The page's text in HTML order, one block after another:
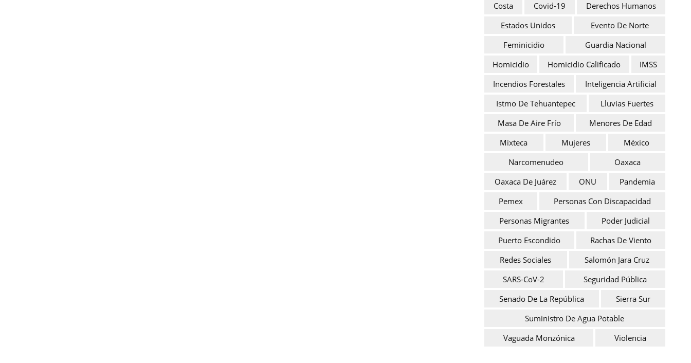
Costa
Covid-19
Derechos Humanos
Estados Unidos
Evento De Norte
Feminicidio
Guardia Nacional
Homicidio
Homicidio Calificado
IMSS
Incendios Forestales
Inteligencia Artificial
Istmo De Tehuantepec
Lluvias Fuertes
Masa De Aire Frío
Menores De Edad
Mixteca
Mujeres
México
Narcomenudeo
Oaxaca
Oaxaca De Juárez
ONU
Pandemia
Pemex
Personas Con Discapacidad
Personas Migrantes
Poder Judicial
Puerto Escondido
Rachas De Viento
Redes Sociales
Salomón Jara Cruz
SARS-CoV-2
Seguridad Pública
Senado De La República
Sierra Sur
Suministro De Agua Potable
Vaguada Monzónica
Violencia